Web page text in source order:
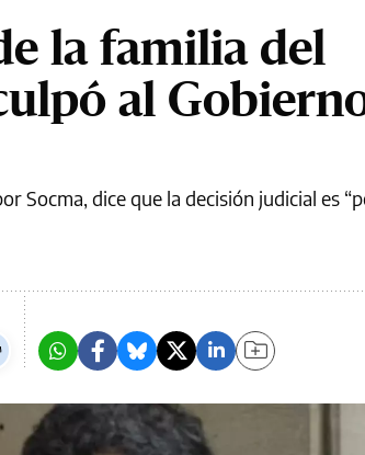
la familia del
al
Socma, dice que la decisión judicial es